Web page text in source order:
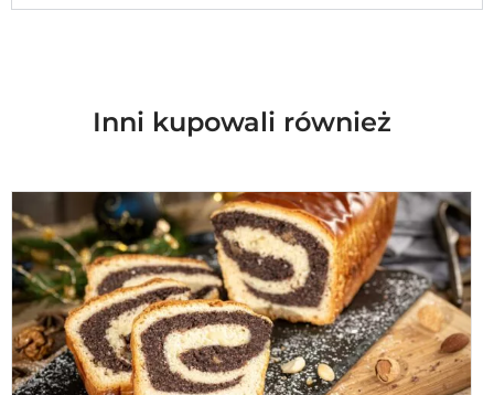
Inni kupowali również